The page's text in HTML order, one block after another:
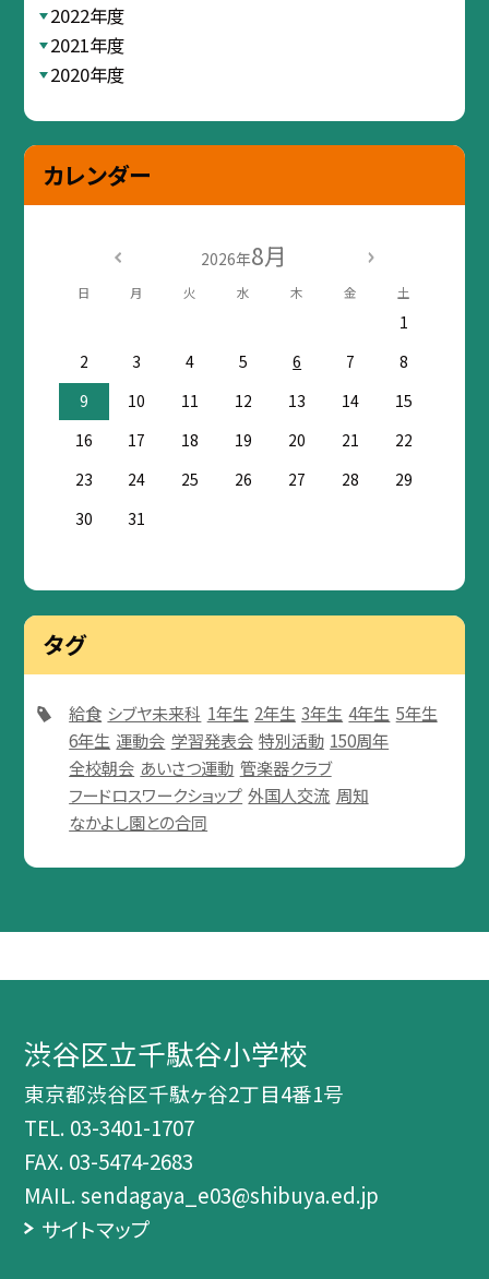
2022年度
2021年度
2020年度
カレンダー
2026年8月
日 月 火 水 木 金 土
1
2
3 4 5 6 7
8
9
10 11 12 13 14
15
16
17 18 19 20 21
22
23
24 25 26 27 28
29
30
31
タグ
給食 シブヤ未来科 1年生 2年生 3年生 4年生 5年生
6年生 運動会 学習発表会 特別活動 150周年
全校朝会 あいさつ運動 管楽器クラブ
フードロスワークショップ 外国人交流 周知
なかよし園との合同
渋谷区立千駄谷小学校
東京都渋谷区千駄ヶ谷2丁目4番1号
TEL. 03-3401-1707
FAX. 03-5474-2683
MAIL. sendagaya_e03@shibuya.ed.jp
サイトマップ